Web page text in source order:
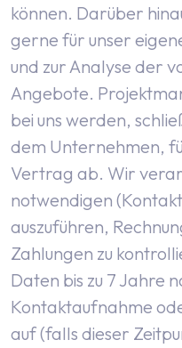
können. Darüber
gerne für unser
und zur Analyse der
Angebote.
bei uns werden,
dem Unternehmen,
Vertrag ab. Wir
notwendigen
auszuführen,
Zahlungen zu
Daten bis zu 7 Jahre
Kontaktaufnahme
auf (falls dieser